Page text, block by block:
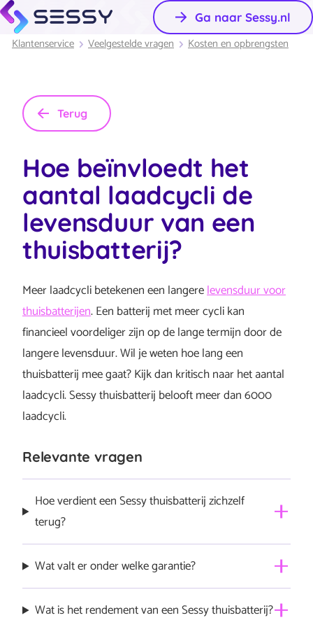
Ga naar Sessy.nl
Klantenservice Veelgestelde vragen Kosten en opbrengsten
Terug
Hoe beïnvloedt het
aantal laadcycli de
levensduur van een
thuisbatterij?
Meer laadcycli betekenen een langerelevensduur voor
thuisbatterijen. Een batterij met meer cycli kan
financieel voordeliger zijn op de lange termijn door de
langere levensduur. Wil je weten hoe lang een
thuisbatterij mee gaat? Kijk dan kritisch naar het aantal
laadcycli. Sessy thuisbatterij belooft meer dan 6000
laadcycli.
Relevante vragen
Hoe verdient een Sessy thuisbatterij zichzelf
terug?
die investering in een thuisaccu terug? Sessy kan een
de jaren betekenen, er zijn beschikbare subsidies voor
Wat valt er onder welke garantie?
kosten voor je bespaart, maar alles kan kapot ook een
Wat is het rendement van een Sessy thuisbatterij?